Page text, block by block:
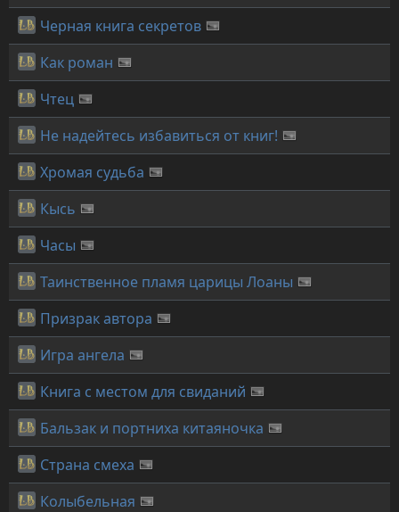
Черная книга секретов
Как роман
Чтец
Не надейтесь избавиться от книг!
Хромая судьба
Кысь
Часы
Таинственное пламя царицы Лоаны
Призрак автора
Игра ангела
Книга с местом для свиданий
Бальзак и портниха китаяночка
Страна смеха
Колыбельная